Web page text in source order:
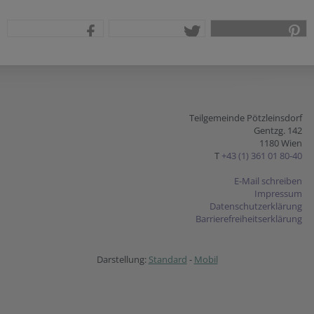
Teilgemeinde Pötzleinsdorf
Gentzg. 142
1180 Wien
T +43 (1) 361 01 80-40
E-Mail schreiben
Impressum
Datenschutzerklärung
Barrierefreiheitserklärung
Darstellung: Standard - Mobil